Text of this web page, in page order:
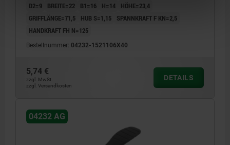
D2=9
BREITE=22 B1=16 H=14
HÖHE=23,4
GRIFFLÄNGE=71,5
HUB S=1,15
SPANNKRAFT F KN=2,5
HANDKRAFT FH N=125
Bestellnummer: 04232-1521106X40
5,74 €
zzgl. MwSt.
zzgl. Versandkosten
DETAILS
04232 AG